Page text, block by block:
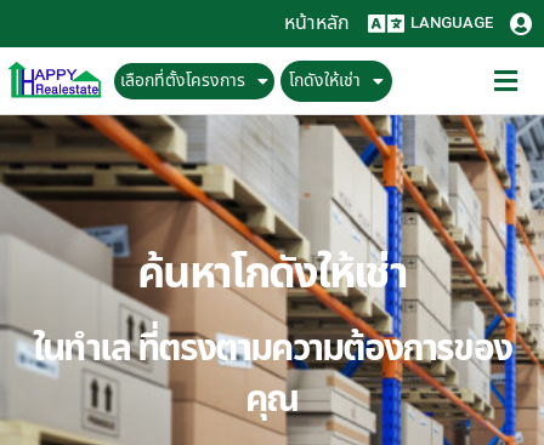
หน้าหลัก LANGUAGE
เลือกที่ตั้งโครงการ โกดังให้เช่า
ค้นหาโกดังให้เช่า
ในทำเล ที่ตรงตามความต้องการของ
คุณ